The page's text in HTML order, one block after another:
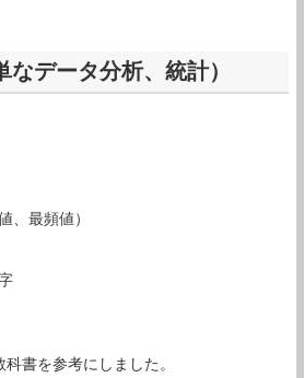
データ分析、統計）
、最頻値）
書を参考にしました。